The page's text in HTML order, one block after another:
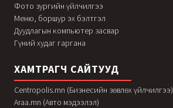
Фото зургийн үйлчилгээ
Меню, боршур эх бэлтгэл
Дуудлагын компьютер засвар
Гүний худаг гаргана
ХАМТРАГЧ САЙТУУД
Centropolis.mn (Бизнесийн зөвлөх үйлчилгээ)
Araa.mn (Авто мэдээлэл)